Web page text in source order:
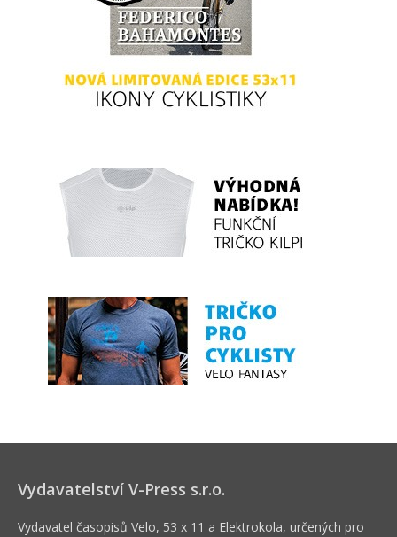
Vydavatelství V-Press s.r.o.
Vydavatel časopisů Velo, 53 x 11 a Elektrokola, určených pro